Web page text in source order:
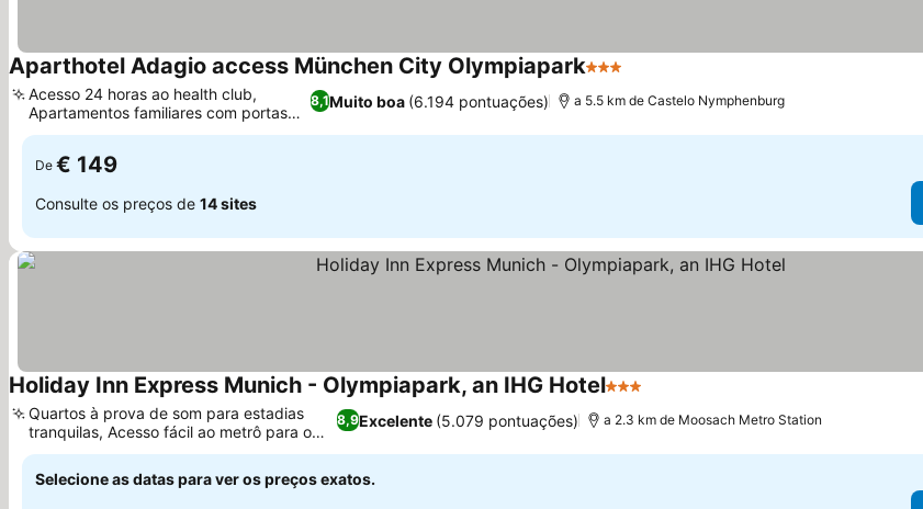
Aparthotel Adagio access München City Olympiapark3 Estrelas
8,1Muito boa (6.194 pontuações)
Acesso 24 horas ao health club,
Apartamentos familiares com portas
comunicantes
a 5.5 km de Castelo Nymphenburg
De € 149
Consulte os preços de 14 sites
Holiday Inn Express Munich - Olympiapark, an IHG Hotel3 Estrelas
8,9Excelente (5.079 pontuações)
Quartos à prova de som para estadias
tranquilas, Acesso fácil ao metrô para o
centro da cidade
a 2.3 km de Moosach Metro Station
Selecione as datas para ver os preços exatos.